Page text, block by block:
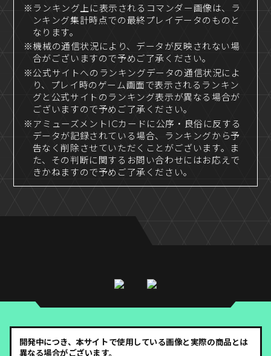
※ランキング上に表示されるコマンダー画像は、ラ
ンキング集計時点での最終プレイデータのものと
なります。
※機械の通信状況により、データが反映されない場
合がございますので予めご了承ください。
※公式サイトへのランキングデータの通信状況によ
り、プレイ時のゲーム画面で表示されるランキン
グと公式サイトのランキング表示が異なる場合が
ございますので予めご了承ください。
※アミューズメントICカードに公序・良俗に反する
データが記録されている場合、ランキングから予
告なく削除させていただくことがございます。ま
た、その判断に関するお問い合わせにはお応えで
きかねますので予めご了承ください。
開発中につき、本サイトで使用している画像と実際の商品とは
異なる場合がございます。